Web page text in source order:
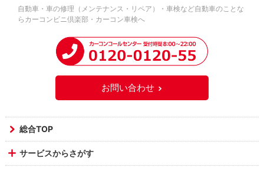
自動車・車の修理（メンテナンス・リペア）・車検など自動車のことな
らカーコンビニ倶楽部・カーコン車検へ
お問い合わせ
総合TOP
サービスからさがす